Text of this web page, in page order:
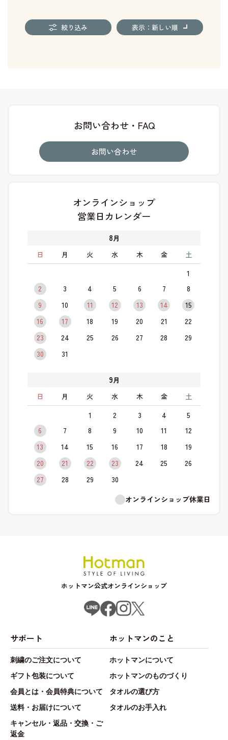
絞り込み 表示：新しい順
お問い合わせ・FAQ
お問い合わせ
オンラインショップ
営業日カレンダー
8月
日
月 火 水 木 金 土
1
2
3 4 5 6 7
8
9
10 11 12 13 14
15
16
17 18 19 20 21
22
23
24 25 26 27 28
29
30
31
9月
日
月 火 水 木 金 土
1 2 3 4
5
6
7 8 9 10 11
12
13
14 15 16 17 18
19
20
21 22 23 24 25
26
27
28 29
30
オンラインショップ休業日
ホットマン公式オンラインショップ
サポート
刺繍のご注文について
ギフト包装について
会員とは・会員特典について
送料・お届けについて
キャンセル・返品・交換・ご
返金
ホットマンのこと
ホットマンについて
ホットマンのものづくり
タオルの選び方
タオルのお手入れ